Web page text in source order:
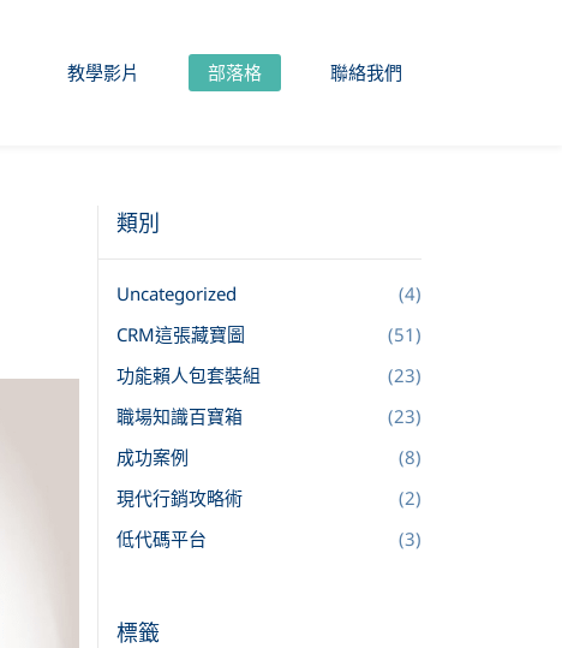
教學影片 部落格 聯絡我們
類別
Uncategorized
(4)
CRM這張藏寶圖
(51)
功能賴人包套裝組
(23)
職場知識百寶箱
(23)
成功案例
(8)
現代行銷攻略術
(2)
低代碼平台
(3)
標籤